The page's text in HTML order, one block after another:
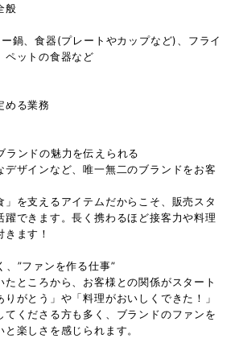
般
鍋、食器(プレートやカップなど)、フライ
ペットの食器など
める業務
ンドの魅力を伝えられる
デザインなど、唯一無二のブランドをお客
」を支えるアイテムだからこそ、販売スタ
躍できます。長く携わるほど接客力や料理
ます！
”ファンを作る仕事”
ところから、お客様との関係がスタート
がとう」や「料理がおいしくできた！」
てくださる方も多く、ブランドのファンを
楽しさを感じられます。